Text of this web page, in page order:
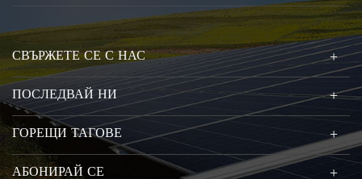
СВЪРЖЕТЕ СЕ С НАС
ПОСЛЕДВАЙ НИ
ГОРЕЩИ ТАГОВЕ
АБОНИРАЙ СЕ